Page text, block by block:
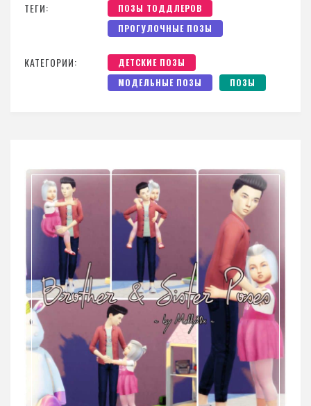
ТЕГИ:
ПОЗЫ ТОДДЛЕРОВ
ПРОГУЛОЧНЫЕ ПОЗЫ
КАТЕГОРИИ:
ДЕТСКИЕ ПОЗЫ
МОДЕЛЬНЫЕ ПОЗЫ
ПОЗЫ